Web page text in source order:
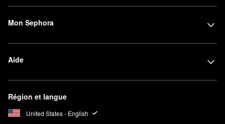
Mon Sephora
Aide
Région et langue
United States - English